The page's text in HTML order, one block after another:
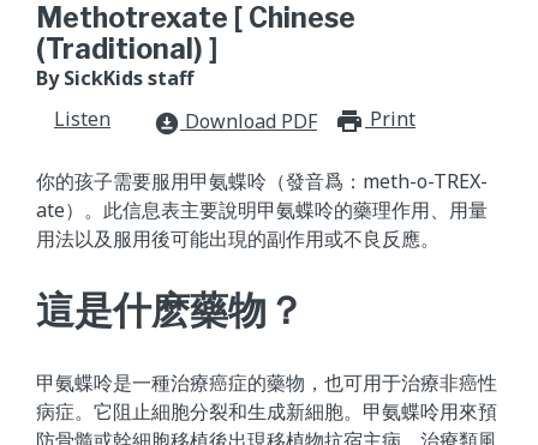
Methotrexate [ Chinese
(Traditional) ]
By SickKids staff
Listen
download_for_offline Download PDF Print
你的孩子需要服用甲氨蝶呤（發音爲：meth-o-TREX-
ate）。此信息表主要說明甲氨蝶呤的藥理作用、用量
用法以及服用後可能出現的副作用或不良反應。
這是什麽藥物？
甲氨蝶呤是一種治療癌症的藥物，也可用于治療非癌性
病症。它阻止細胞分裂和生成新細胞。甲氨蝶呤用來預